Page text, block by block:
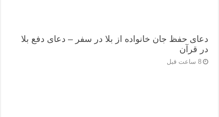
دعای حفظ جان خانواده از بلا در سفر – دعای دفع بلا
در قرآن
8 ساعت قبل